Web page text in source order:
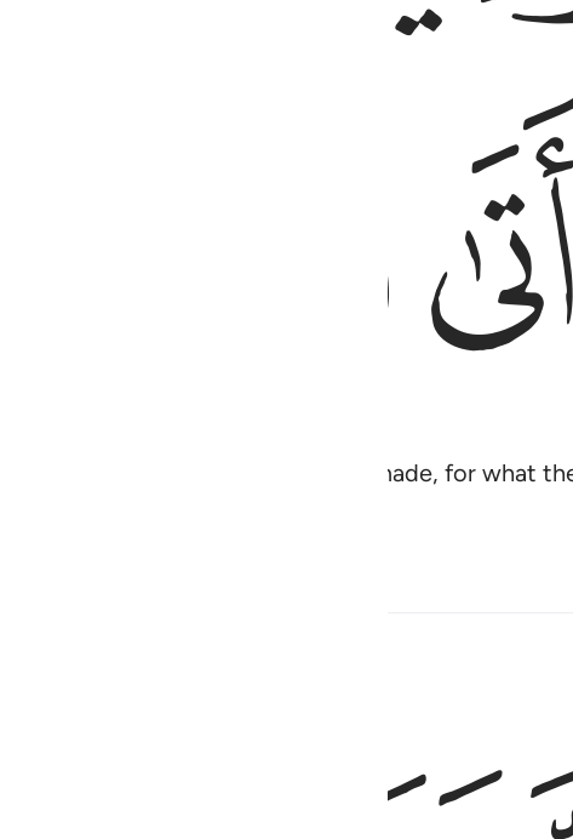
ﱺ
will swallow up what they have made, for what
٧٠
وَمُوسَىٰ ٧٠